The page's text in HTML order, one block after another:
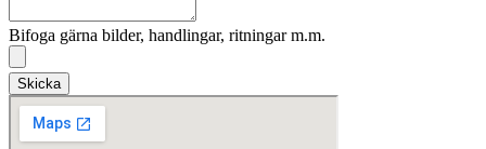
Bifoga gärna bilder, handlingar, ritningar m.m.
Skicka